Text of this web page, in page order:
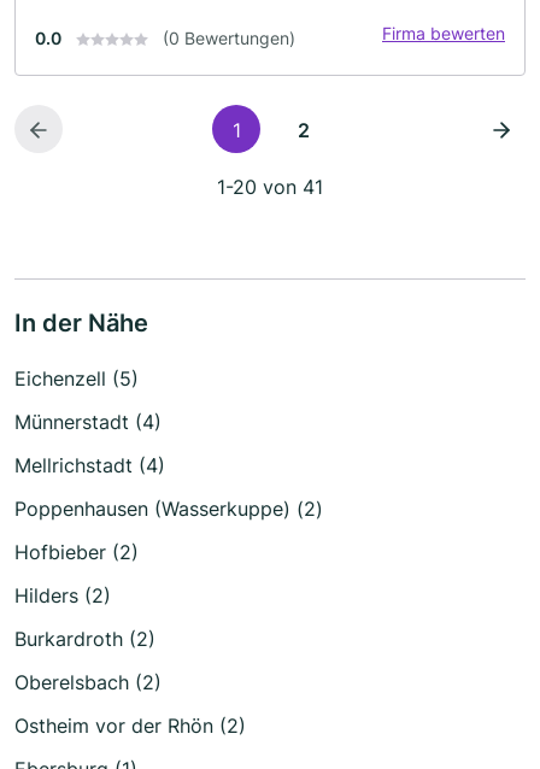
0.0 (0 Bewertungen) Firma bewerten
1 2
1-20 von 41
In der Nähe
Eichenzell (5)
Münnerstadt (4)
Mellrichstadt (4)
Poppenhausen (Wasserkuppe) (2)
Hofbieber (2)
Hilders (2)
Burkardroth (2)
Oberelsbach (2)
Ostheim vor der Rhön (2)